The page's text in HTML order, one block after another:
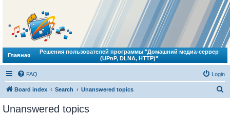
Главная
Решения пользователей программы "Домашний медиа-сервер
(UPnP, DLNA, HTTP)"
FAQ Login
Board index Search Unanswered topics
Unanswered topics